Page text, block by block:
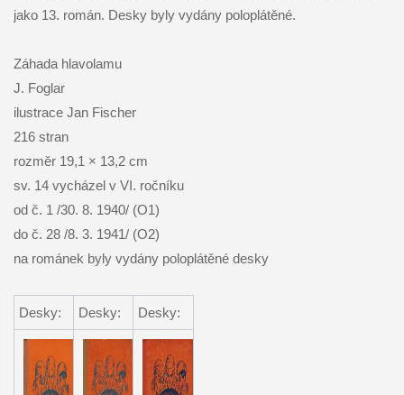
jako 13. román. Desky byly vydány poloplátěné.
Záhada hlavolamu
J. Foglar
ilustrace Jan Fischer
216 stran
rozměr 19,1 × 13,2 cm
sv. 14 vycházel v VI. ročníku
od č. 1 /30. 8. 1940/ (O1)
do č. 28 /8. 3. 1941/ (O2)
na románek byly vydány poloplátěné desky
Desky: Desky: Desky: